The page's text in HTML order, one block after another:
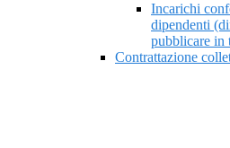
Incarichi
dipendenti
pubblicare in
Contrattazione